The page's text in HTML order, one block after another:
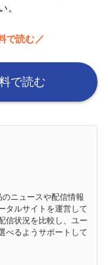
で読む／
で読む
ニュースや配信情報
タルサイトを運営して
信状況を比較し、ユー
べるようサポートして